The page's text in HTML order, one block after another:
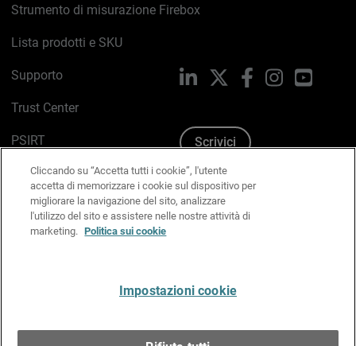
Strumento di misurazione Firebox
Lista prodotti e SKU
Supporto
Trust Center
PSIRT
Politica sui cookie
Informativa sulla privacy
Kit Media & Brand
LinkedIn FacebookInstagram
Scrivici
Cliccando su “Accetta tutti i cookie”, l'utente
accetta di memorizzare i cookie sul dispositivo per
migliorare la navigazione del sito, analizzare
l'utilizzo del sito e assistere nelle nostre attività di
marketing. Politica sui cookie
Impostazioni cookie